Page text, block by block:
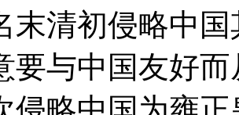
末清初侵略中
要与中国友好